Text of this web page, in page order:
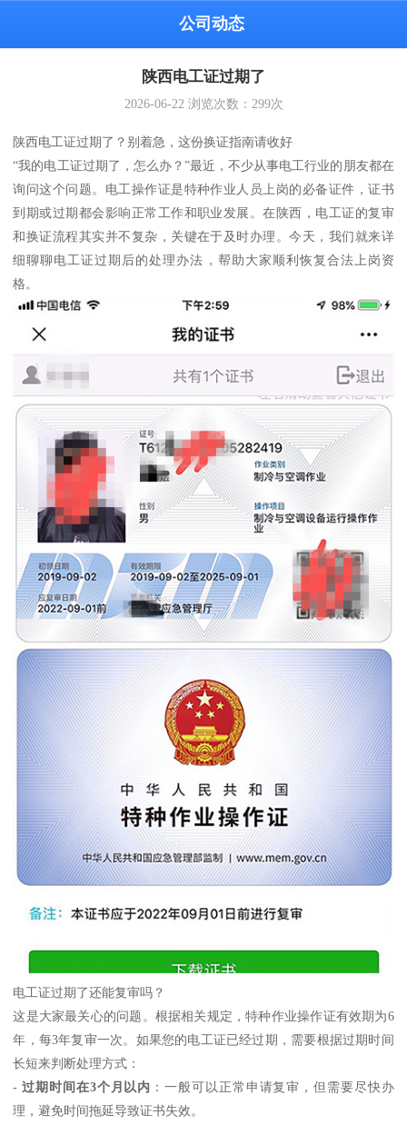
公司动态
陕西电工证过期了
2026-06-22 浏览次数： 299次
陕西电工证过期了？别着急，这份换证指南请收好
“我的电工证过期了，怎么办？”最近，不少从事电工行业的朋友都在
询问这个问题。电工操作证是特种作业人员上岗的必备证件，证书
到期或过期都会影响正常工作和职业发展。在陕西，电工证的复审
和换证流程其实并不复杂，关键在于及时办理。今天，我们就来详
细聊聊电工证过期后的处理办法，帮助大家顺利恢复合法上岗资
格。
电工证过期了还能复审吗？
这是大家最关心的问题。根据相关规定，特种作业操作证有效期为6
年，每3年复审一次。如果您的电工证已经过期，需要根据过期时间
长短来判断处理方式：
-过期时间在3个月以内 ：一般可以正常申请复审，但需要尽快办
理，避免时间拖延导致证书失效。